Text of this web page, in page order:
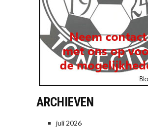
ARCHIEVEN
juli 2026